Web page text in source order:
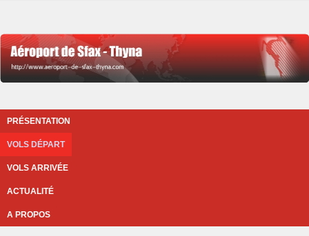
PRÉSENTATION
VOLS DÉPART
VOLS ARRIVÉE
ACTUALITÉ
A PROPOS